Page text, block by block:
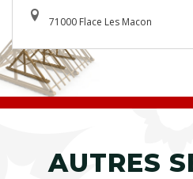
71000 Flace Les Macon
AUTRES